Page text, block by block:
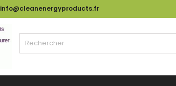
info@cleanenergyproducts.fr